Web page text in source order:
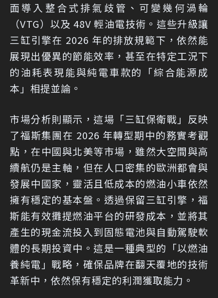
面導入整合式排氣歧管、可變幾何渦輪
（VTG）以及 48V 輕油電技術。這些升級讓
三缸引擎在 2026 年的排放規範下，依然能
展現出優異的節能效率，甚至在特定工況下
的油耗表現能與純電車款的「綜合能源成
本」相提並論。
市場分析則顯示，這場「三缸保衛戰」反映
了福斯集團在 2026 年轉型期中的務實考觀
點，在中國與北美等市場，雖然大空間與高
續航仍是主軸，但在人口密集的歐洲都會與
發展中國家，靈活且低成本的燃油小車依然
擁有穩定的基本盤。透過保留三缸引擎，福
斯能有效攤提燃油平台的研發成本，並將其
產生的現金流投入到固態電池與自動駕駛軟
體的長期投資中。這是一種典型的「以燃油
養純電」戰略，確保品牌在翻天覆地的技術
革新中，依然保有穩定的利潤獲取能力。